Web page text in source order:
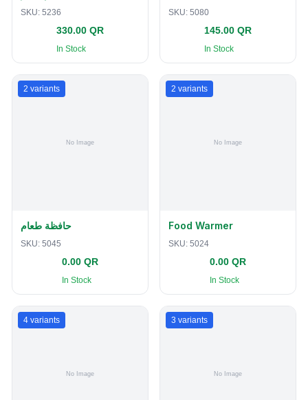
SKU: 5236
330.00 QR
In Stock
SKU: 5080
145.00 QR
In Stock
2 variants
حافظة طعام
SKU: 5045
0.00 QR
In Stock
2 variants
Food Warmer
SKU: 5024
0.00 QR
In Stock
4 variants 3 variants